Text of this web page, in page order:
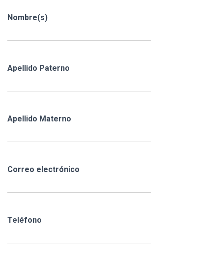
Nombre(s)
Apellido Paterno
Apellido Materno
Correo electrónico
Teléfono